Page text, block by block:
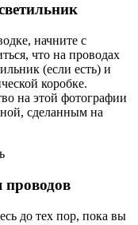
начните с
что на проводах
(если есть) и
коробке.
на этой фотографии
сделанным на
проводов
до тех пор, пока вы